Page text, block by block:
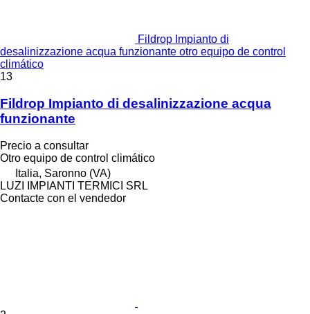
Fildrop Impianto di
desalinizzazione acqua funzionante otro equipo de control
climático
13
Fildrop Impianto di desalinizzazione acqua
funzionante
Precio a consultar
Otro equipo de control climático
Italia, Saronno (VA)
LUZI IMPIANTI TERMICI SRL
Contacte con el vendedor